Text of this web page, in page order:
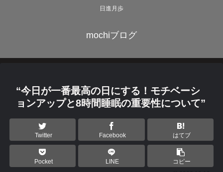
日進月歩
mochiブログ
“今日が一番最高の日にする！モチベーシ
ョンアップと8時間睡眠の重要性について”
Twitter Facebook はてブ
Pocket LINE
コピー